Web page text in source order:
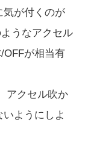
気が付くのが
うなアクセル
OFFが相当有
アクセル吹か
ようにしよ